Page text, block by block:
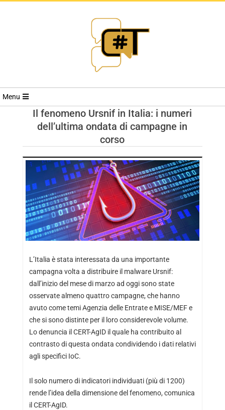
RIVISTA
TRENDS
Menu
Il fenomeno Ursnif in Italia: i numeri
dell’ultima ondata di campagne in
corso
L’Italia è stata interessata da una importante
campagna volta a distribuire il malware Ursnif:
dall’inizio del mese di marzo ad oggi sono state
osservate almeno quattro campagne, che hanno
avuto come temi Agenzia delle Entrate e MISE/MEF e
che si sono distinte per il loro considerevole volume.
Lo denuncia il CERT-AgID il quale ha contribuito al
contrasto di questa ondata condividendo i dati relativi
agli specifici IoC.
Il solo numero di indicatori individuati (più di 1200)
rende l’idea della dimensione del fenomeno, comunica
il CERT-AgID.